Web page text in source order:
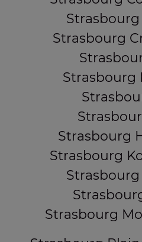
Strasbourg
Strasbourg
Strasbourg
Strasbourg
Strasbourg